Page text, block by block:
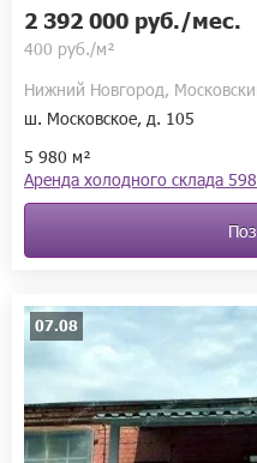
2 392 000 руб./мес.
400 руб./м²
Нижний Новгород,
ш. Московское, д. 105
5 980 м²
Аренда холодного склада
07.08